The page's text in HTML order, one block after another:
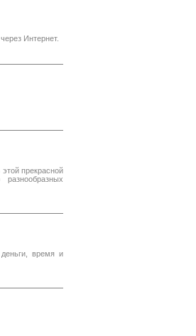
Интернет.
прекрасной
время и